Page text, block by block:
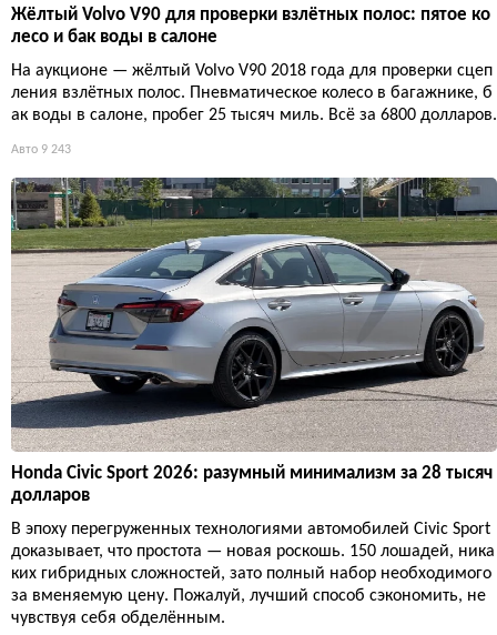
Жёлтый Volvo V90 для проверки взлётных полос: пятое ко
лесо и бак воды в салоне
На аукционе — жёлтый Volvo V90 2018 года для проверки сцеп
ления взлётных полос. Пневматическое колесо в багажнике, б
ак воды в салоне, пробег 25 тысяч миль. Всё за 6800 долларов.
Авто 9 243
Honda Civic Sport 2026: разумный минимализм за 28 тысяч
долларов
В эпоху перегруженных технологиями автомобилей Civic Sport
доказывает, что простота — новая роскошь. 150 лошадей, ника
ких гибридных сложностей, зато полный набор необходимого
за вменяемую цену. Пожалуй, лучший способ сэкономить, не
чувствуя себя обделённым.